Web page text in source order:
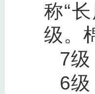
称“
级。
7
6